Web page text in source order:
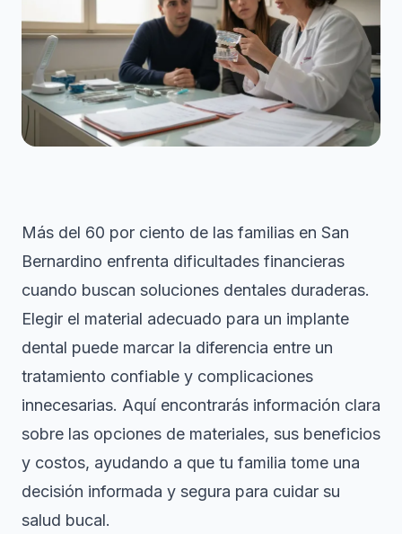
Más del 60 por ciento de las familias en San
Bernardino enfrenta dificultades financieras
cuando buscan soluciones dentales duraderas.
Elegir el material adecuado para un implante
dental puede marcar la diferencia entre un
tratamiento confiable y complicaciones
innecesarias. Aquí encontrarás información clara
sobre las opciones de materiales, sus beneficios
y costos, ayudando a que tu familia tome una
decisión informada y segura para cuidar su
salud bucal.